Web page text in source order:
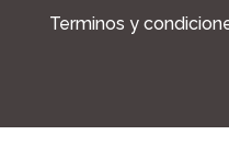
Terminos y